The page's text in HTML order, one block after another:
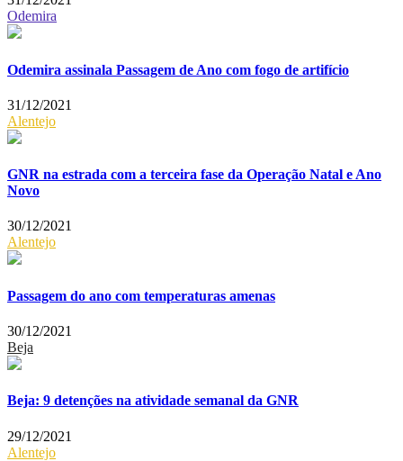
Odemira
Odemira assinala Passagem de Ano com fogo de artifício
31/12/2021
Alentejo
GNR na estrada com a terceira fase da Operação Natal e Ano
Novo
30/12/2021
Alentejo
Passagem do ano com temperaturas amenas
30/12/2021
Beja
Beja: 9 detenções na atividade semanal da GNR
29/12/2021
Alentejo